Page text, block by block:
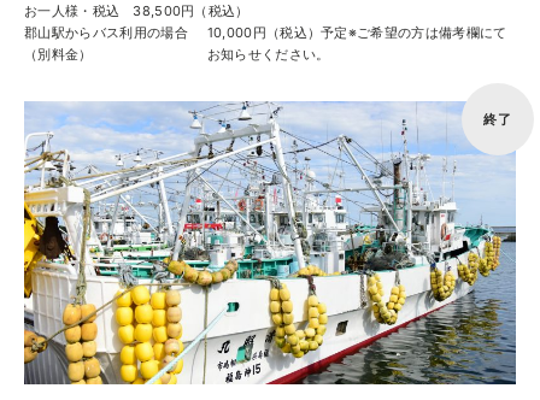
お一人様・税込
38,500円（税込）
郡山駅からバス利用の場合
（別料金）
10,000円（税込）予定※ご希望の方は備考欄にて
お知らせください。
終了